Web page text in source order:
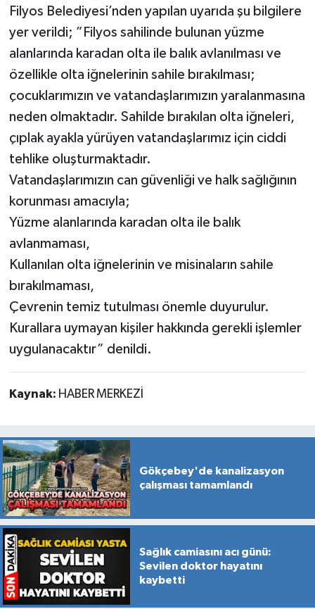
Filyos Belediyesi’nden yapılan uyarıda şu bilgilere
yer verildi; ”Filyos sahilinde bulunan yüzme
alanlarında karadan olta ile balık avlanılması ve
özellikle olta iğnelerinin sahile bırakılması;
çocuklarımızın ve vatandaşlarımızın yaralanmasına
neden olmaktadır. Sahilde bırakılan olta iğneleri,
çıplak ayakla yürüyen vatandaşlarımız için ciddi
tehlike oluşturmaktadır.
Vatandaşlarımızın can güvenliği ve halk sağlığının
korunması amacıyla;
Yüzme alanlarında karadan olta ile balık
avlanmaması,
Kullanılan olta iğnelerinin ve misinaların sahile
bırakılmaması,
Çevrenin temiz tutulması önemle duyurulur.
Kurallara uymayan kişiler hakkında gerekli işlemler
uygulanacaktır” denildi.
Kaynak: HABER MERKEZİ
Gökçebey'de kanalizasyon
çalışması tamamlandı
Sağlık camiasını acı günü:
Sevilen doktor hayatını
kaybetti